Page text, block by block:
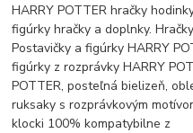
HARRY POTTER hračky
figúrky hračky a doplnky.
Postavičky a figúrky HARRY
figúrky z rozprávky HARRY
POTTER, posteľná bielizeň,
ruksaky s rozprávkovým
klocki 100% kompatybilne z